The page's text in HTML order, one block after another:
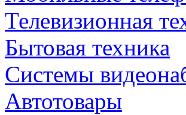
Телевизионная
Бытовая техника
Cистемы
Автотовары